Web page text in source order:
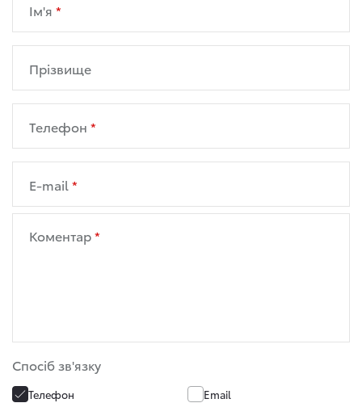
Ім'я
Прізвище
Телефон
E-mail
Коментар
Спосіб зв'язку
Телефон
Email